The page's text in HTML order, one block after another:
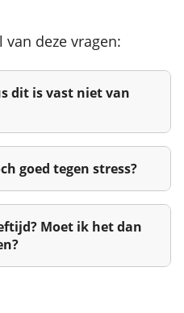
deze vragen:
dit is vast niet van
goed tegen stress?
Moet ik het dan